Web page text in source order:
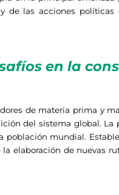
de las acciones
en la
de materia prima y
del sistema global.
mundial.
elaboración de nuevas